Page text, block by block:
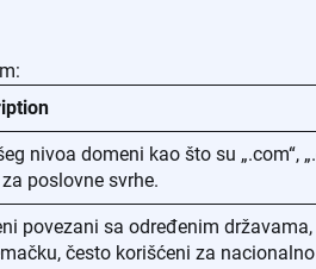
nivoa domeni kao što su „.com“,
poslovne svrhe.
povezani sa određenim državama,
često korišćeni za